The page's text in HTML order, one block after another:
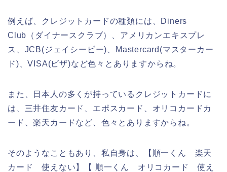
例えば、クレジットカードの種類には、Diners
Club（ダイナースクラブ）、アメリカンエキスプレ
ス、JCB(ジェイシービー)、Mastercard(マスターカー
ド)、VISA(ビザ)など色々とありますからね。
また、日本人の多くが持っているクレジットカードに
は、三井住友カード、エポスカード、オリコカードカ
ード、楽天カードなど、色々とありますからね。
そのようなこともあり、私自身は、【順一くん 楽天
カード 使えない】【 順一くん オリコカード 使え